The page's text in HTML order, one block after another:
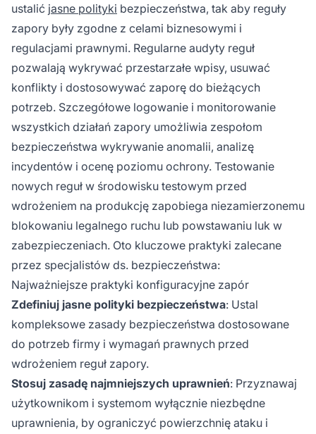
ustalić jasne polityki bezpieczeństwa, tak aby reguły
zapory były zgodne z celami biznesowymi i
regulacjami prawnymi. Regularne audyty reguł
pozwalają wykrywać przestarzałe wpisy, usuwać
konflikty i dostosowywać zaporę do bieżących
potrzeb. Szczegółowe logowanie i monitorowanie
wszystkich działań zapory umożliwia zespołom
bezpieczeństwa wykrywanie anomalii, analizę
incydentów i ocenę poziomu ochrony. Testowanie
nowych reguł w środowisku testowym przed
wdrożeniem na produkcję zapobiega niezamierzonemu
blokowaniu legalnego ruchu lub powstawaniu luk w
zabezpieczeniach. Oto kluczowe praktyki zalecane
przez specjalistów ds. bezpieczeństwa:
Najważniejsze praktyki konfiguracyjne zapór
Zdefiniuj jasne polityki bezpieczeństwa: Ustal
kompleksowe zasady bezpieczeństwa dostosowane
do potrzeb firmy i wymagań prawnych przed
wdrożeniem reguł zapory.
Stosuj zasadę najmniejszych uprawnień: Przyznawaj
użytkownikom i systemom wyłącznie niezbędne
uprawnienia, by ograniczyć powierzchnię ataku i